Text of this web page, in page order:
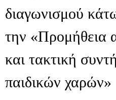
διαγωνισμού
την «Προμήθεια
και τακτική
παιδικών χαρών»